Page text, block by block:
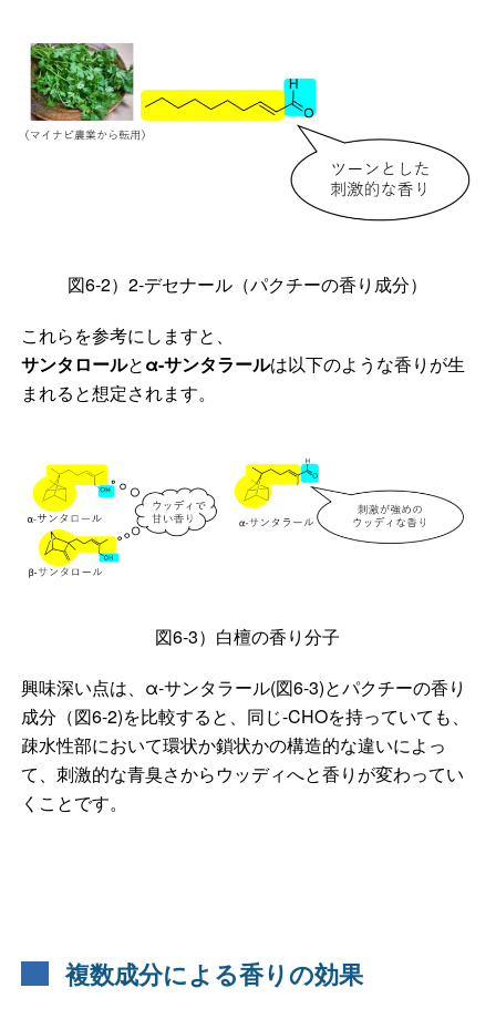
図6-2）2-デセナール（パクチーの香り成分）
これらを参考にしますと、
サンタロールとα-サンタラールは以下のような香りが生
まれると想定されます。
図6-3）白檀の香り分子
興味深い点は、α-サンタラール(図6-3)とパクチーの香り
成分（図6-2)を比較すると、同じ-CHOを持っていても、
疎水性部において環状か鎖状かの構造的な違いによっ
て、刺激的な青臭さからウッディへと香りが変わってい
くことです。
複数成分による香りの効果